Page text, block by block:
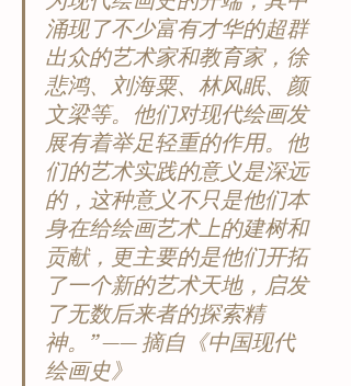
涌现了不少富有才华的超群
出众的艺术家和教育家，徐
悲鸿、刘海粟、林风眠、颜
文梁等。他们对现代绘画发
展有着举足轻重的作用。他
们的艺术实践的意义是深远
的，这种意义不只是他们本
身在给绘画艺术上的建树和
贡献，更主要的是他们开拓
了一个新的艺术天地，启发
了无数后来者的探索精
神。” —— 摘自《中国现代
绘画史》